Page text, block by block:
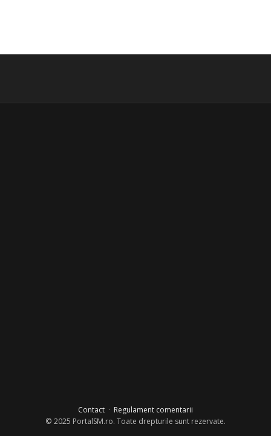
Contact· Regulament comentarii
© 2025 PortalSM.ro. Toate drepturile sunt rezervate.